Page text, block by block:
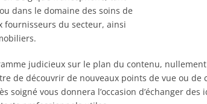
dans le domaine des soins de
fournisseurs du secteur, ainsi
judicieux sur le plan du contenu,
de découvrir de nouveaux points de vue ou de
vous donnera l’occasion d’échanger des